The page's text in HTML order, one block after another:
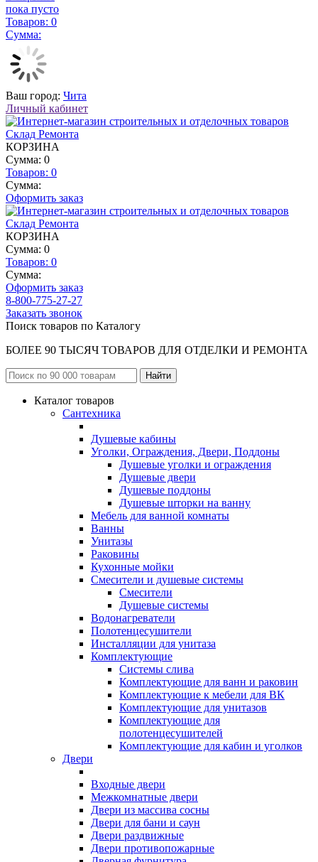
пока пусто
Товаров: 0
Сумма:
Ваш город: Чита
Личный кабинет
КОРЗИНА
Сумма: 0
Товаров: 0
Сумма:
Оформить заказ
КОРЗИНА
Сумма: 0
Товаров: 0
Сумма:
Оформить заказ
8-800-775-27-27
Заказать звонок
Поиск товаров по Каталогу
БОЛЕЕ 90 ТЫСЯЧ ТОВАРОВ ДЛЯ ОТДЕЛКИ И РЕМОНТА
Каталог товаров
Сантехника
Душевые кабины
Уголки, Ограждения, Двери, Поддоны
Душевые уголки и ограждения
Душевые двери
Душевые поддоны
Душевые шторки на ванну
Мебель для ванной комнаты
Ванны
Унитазы
Раковины
Кухонные мойки
Смесители и душевые системы
Смесители
Душевые системы
Водонагреватели
Полотенцесушители
Инсталляции для унитаза
Комплектующие
Системы слива
Комплектующие для ванн и раковин
Комплектующие к мебели для ВК
Комплектующие для унитазов
Комплектующие для
полотенцесушителей
Комплектующие для кабин и уголков
Двери
Входные двери
Межкомнатные двери
Двери из массива сосны
Двери для бани и саун
Двери раздвижные
Двери противопожарные